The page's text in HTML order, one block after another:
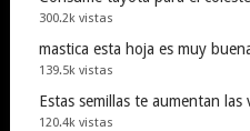
300.2k vistas
mastica esta hoja es muy
139.5k vistas
Estas semillas te aumentan
120.4k vistas